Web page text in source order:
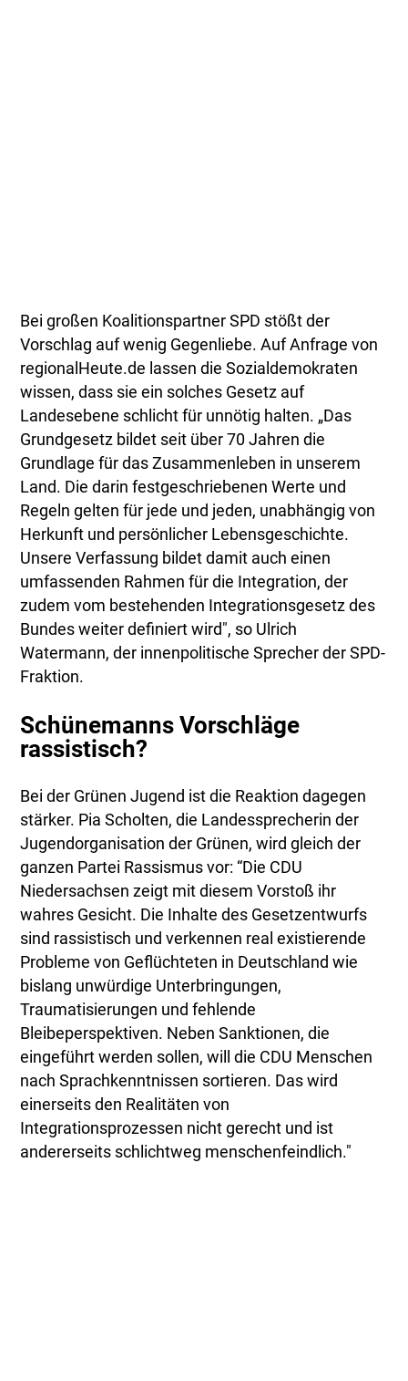
Bei großen Koalitionspartner SPD stößt der
Vorschlag auf wenig Gegenliebe. Auf Anfrage von
regionalHeute.de lassen die Sozialdemokraten
wissen, dass sie ein solches Gesetz auf
Landesebene schlicht für unnötig halten. „Das
Grundgesetz bildet seit über 70 Jahren die
Grundlage für das Zusammenleben in unserem
Land. Die darin festgeschriebenen Werte und
Regeln gelten für jede und jeden, unabhängig von
Herkunft und persönlicher Lebensgeschichte.
Unsere Verfassung bildet damit auch einen
umfassenden Rahmen für die Integration, der
zudem vom bestehenden Integrationsgesetz des
Bundes weiter definiert wird", so Ulrich
Watermann, der innenpolitische Sprecher der SPD-
Fraktion.
Schünemanns Vorschläge
rassistisch?
Bei der Grünen Jugend ist die Reaktion dagegen
stärker. Pia Scholten, die Landessprecherin der
Jugendorganisation der Grünen, wird gleich der
ganzen Partei Rassismus vor: “Die CDU
Niedersachsen zeigt mit diesem Vorstoß ihr
wahres Gesicht. Die Inhalte des Gesetzentwurfs
sind rassistisch und verkennen real existierende
Probleme von Geflüchteten in Deutschland wie
bislang unwürdige Unterbringungen,
Traumatisierungen und fehlende
Bleibeperspektiven. Neben Sanktionen, die
eingeführt werden sollen, will die CDU Menschen
nach Sprachkenntnissen sortieren. Das wird
einerseits den Realitäten von
Integrationsprozessen nicht gerecht und ist
andererseits schlichtweg menschenfeindlich."